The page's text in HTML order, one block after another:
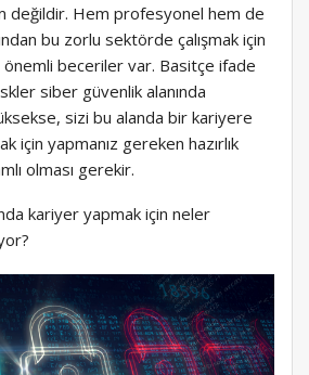
değildir. Hem profesyonel hem de
bu zorlu sektörde çalışmak için
beceriler var. Basitçe ifade
siber güvenlik alanında
sizi bu alanda bir kariyere
için yapmanız gereken hazırlık
olması gerekir.
kariyer yapmak için neler